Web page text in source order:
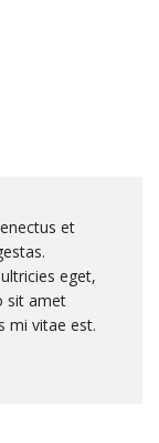
et
eget,
sit amet
mi vitae est.